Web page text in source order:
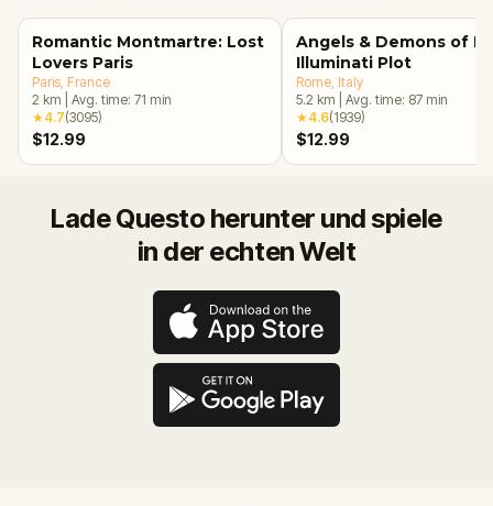
Romantic Montmartre: Lost
Lovers Paris
Paris , France
2 km Avg. time: 71 min
★4.7(3095)
$12.99
Angels & Demons of
Illuminati Plot
Rome , Italy
5.2 km Avg. time: 87 min
★4.6(1939)
$12.99
Lade Questo herunter und spiele
in der echten Welt